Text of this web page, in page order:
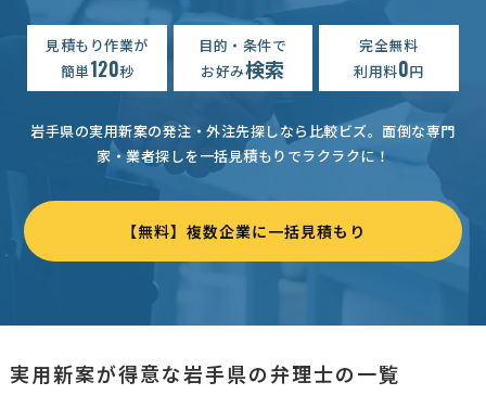
見積もり作業が
簡単120秒
目的・条件で
お好み検索
完全無料
利用料0円
岩手県の実用新案の発注・外注先探しなら比較ビズ。 面倒な専門
家・業者探しを一括見積もりでラクラクに！
【無料】複数企業に一括見積もり
実用新案が得意な岩手県の弁理士の一覧